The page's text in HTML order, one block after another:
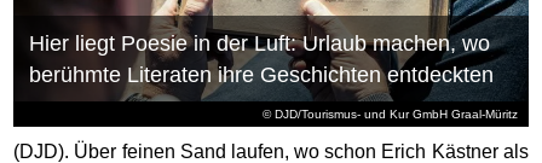
© DJD/Tourismus- und Kur GmbH Graal-Müritz
Hier liegt Poesie in der Luft: Urlaub machen, wo
berühmte Literaten ihre Geschichten entdeckten
(DJD). Über feinen Sand laufen, wo schon Erich Kästner als